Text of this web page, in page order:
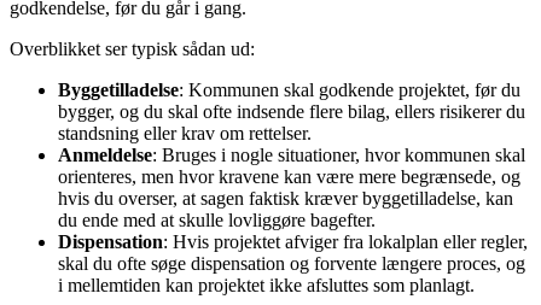
godkendelse, før du går i gang.
Overblikket ser typisk sådan ud:
Byggetilladelse: Kommunen skal godkende projektet, før du
bygger, og du skal ofte indsende flere bilag, ellers risikerer du
standsning eller krav om rettelser.
Anmeldelse: Bruges i nogle situationer, hvor kommunen skal
orienteres, men hvor kravene kan være mere begrænsede, og
hvis du overser, at sagen faktisk kræver byggetilladelse, kan
du ende med at skulle lovliggøre bagefter.
Dispensation: Hvis projektet afviger fra lokalplan eller regler,
skal du ofte søge dispensation og forvente længere proces, og
i mellemtiden kan projektet ikke afsluttes som planlagt.